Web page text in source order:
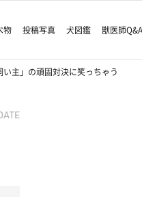
物 投稿写真 犬図鑑 獣医師Q&A
主」の頑固対決に笑っちゃう